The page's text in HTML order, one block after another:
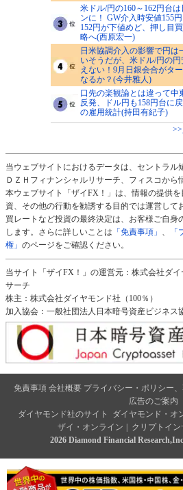
米ドル/円の160～162円台
ンに！ GW介入時安値155
152円が下値めど、押し目
略へ(西原宏一)
日米協調介入の影響で円は
いそうだが、米ドル/円の
えない！9月日銀会合がタ
なるか？(今井雅人)
口先の楽観論とは違って中
反発、ドル円も158円台に
の雇用統計(持田有紀子)
当ウェブサイトにおけるデータは、セントラル
ＤＺＨフィナンシャルリサーチ、フィスコから
本ウェブサイト「ザイFX！」は、情報の提供
資、その他の行動を勧誘する目的では運営して
買レートなど投資の最終決定は、お客様ご自身
します。さらに詳しいことは 「免責事項」 、
権」 のページをご確認ください。
当サイト「ザイFX！」の運営元：株式会社ダ
サーチ
株主：株式会社ダイヤモンド社（100％）
加入協会：一般社団法人日本暗号資産ビジネス
免責事項 会社概要 プライバシー・ポリシー
広告のご案内
ダイヤモンド社のサイト
ダイヤモンド・オ
ザイ・オンライン
クリプトイン
2026 Diamond Financial